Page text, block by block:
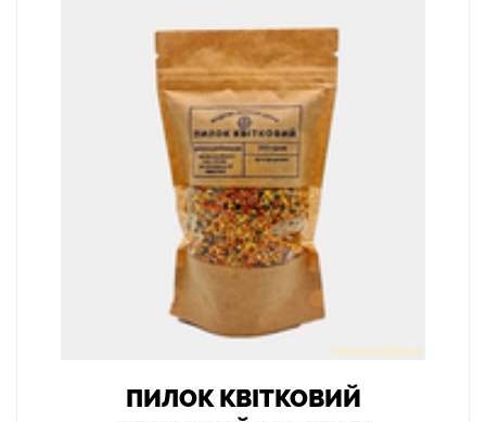
ПИЛОК КВІТКОВИЙ